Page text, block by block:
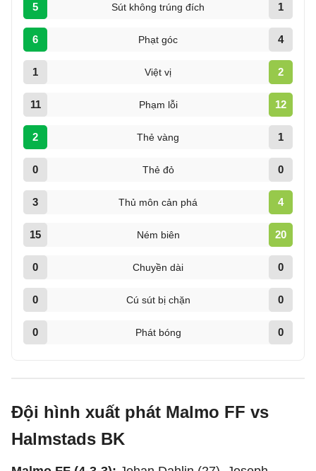
5 Sút không trúng đích 1
6 Phạt góc 4
1 Việt vị 2
11 Phạm lỗi 12
2 Thẻ vàng 1
0 Thẻ đỏ 0
3 Thủ môn cản phá 4
15 Ném biên 20
0 Chuyền dài 0
0 Cú sút bị chặn 0
0 Phát bóng 0
Đội hình xuất phát Malmo FF vs
Halmstads BK